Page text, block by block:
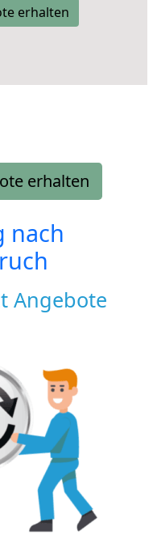
erhalten
erhalten
nach
Angebote